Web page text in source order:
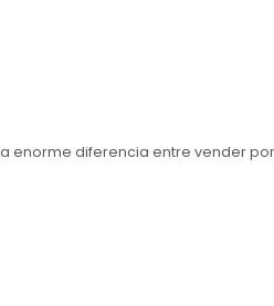
enorme diferencia entre vender